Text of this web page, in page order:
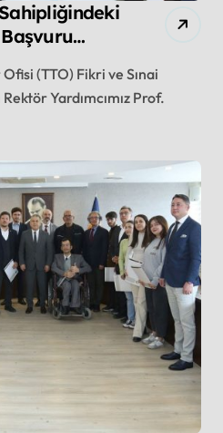
Yolda
Yardımcımız Prof.